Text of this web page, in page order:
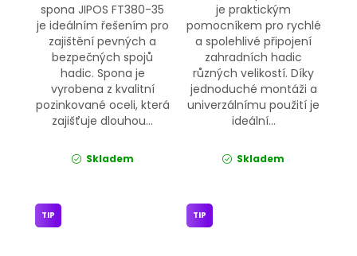
spona JIPOS FT380-35
je ideálním řešením pro
zajištění pevných a
bezpečných spojů
hadic. Spona je
vyrobena z kvalitní
pozinkované oceli, která
zajišťuje dlouhou...
Skladem
je praktickým
pomocníkem pro rychlé
a spolehlivé připojení
zahradních hadic
různých velikostí. Díky
jednoduché montáži a
univerzálnímu použití je
ideální...
Skladem
TIP TIP